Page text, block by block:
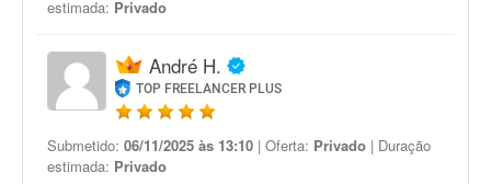
estimada: Privado
André H.
TOP FREELANCER PLUS
Submetido: 06/11/2025 às 13:10 | Oferta: Privado | Duração
estimada: Privado